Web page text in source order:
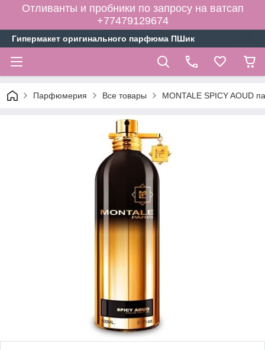
Отливанты и пробники по запросу на ватсап
+77479129674
Гипермакет оригинального парфюма ПШик
Парфюмерия Все товары MONTALE SPICY AOUD